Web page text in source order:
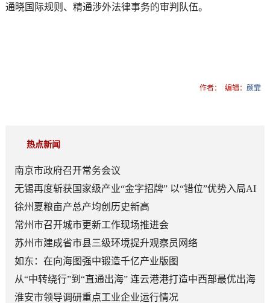
通晓国际规则、精通涉外法律事务的审判队伍。
作者： 编辑：颜霏
热点新闻
南京市政府召开常务会议
无锡再度斩获国家级产业“金字招牌” 以“错位”优势入局AI
顶层赛道
徐州夏粮亩产总产均创历史新高
常州市召开城市更新工作现场推进会
苏州市建成省市县三级环境提升观察员网络
如东：在向海图强中锻造千亿产业版图
从“中转绕行”到“直通出海” 连云港港打造中西部最优出海
口
淮安市领导调研重点工业企业运行情况